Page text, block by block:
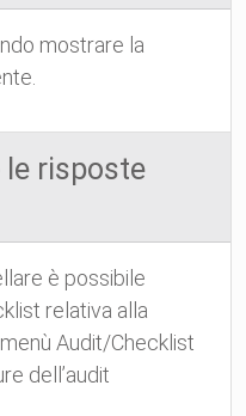
mostrare la
le risposte
è possibile
relativa alla
Audit/Checklist
dell’audit